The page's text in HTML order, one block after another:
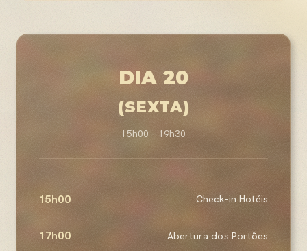
DIA 20
(SEXTA)
15h00 - 19h30
15h00 Check-in Hotéis
17h00 Abertura dos Portões